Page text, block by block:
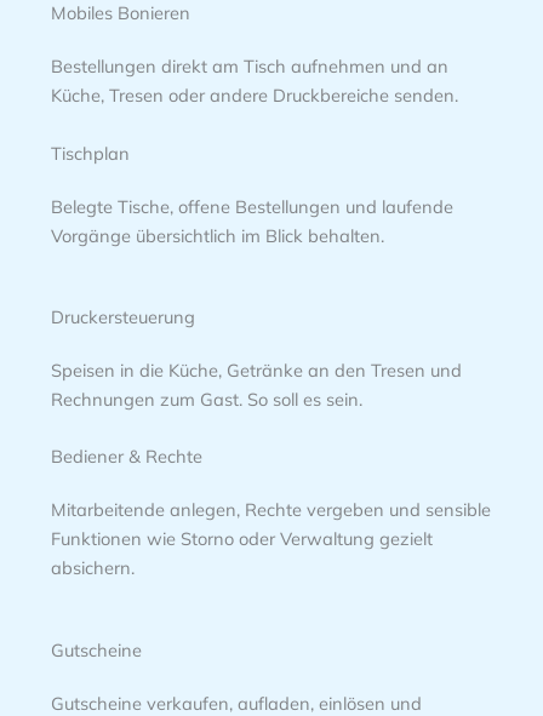
Mobiles Bonieren
Bestellungen direkt am Tisch aufnehmen und an
Küche, Tresen oder andere Druckbereiche senden.
Tischplan
Belegte Tische, offene Bestellungen und laufende
Vorgänge übersichtlich im Blick behalten.
Druckersteuerung
Speisen in die Küche, Getränke an den Tresen und
Rechnungen zum Gast. So soll es sein.
Bediener & Rechte
Mitarbeitende anlegen, Rechte vergeben und sensible
Funktionen wie Storno oder Verwaltung gezielt
absichern.
Gutscheine
Gutscheine verkaufen, aufladen, einlösen und